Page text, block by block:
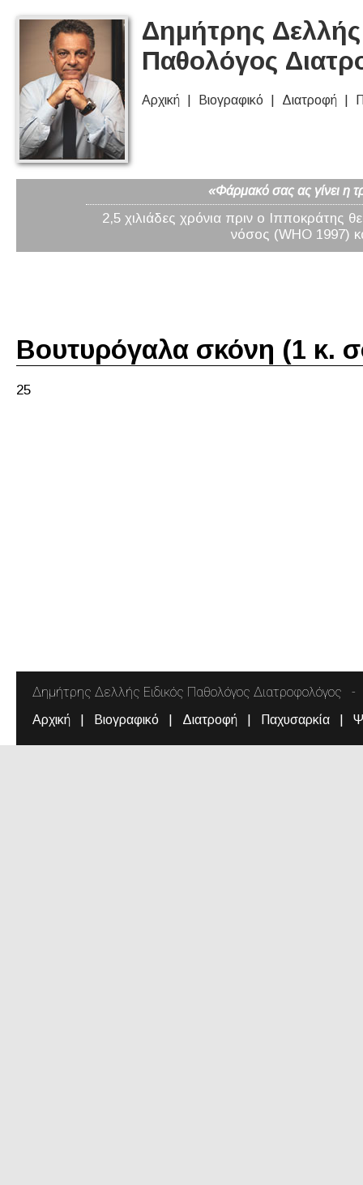
Δημήτρης
Παθολόγος
Αρχική Βιογραφικό Διατροφή
«Φάρμακό σας ας γίνει η
2,5 χιλιάδες χρόνια πριν ο Ιπποκράτης
νόσος (WHO 1997)
Βουτυρόγαλα σκόνη (1 κ.
25
Δημήτρης Δελλής Ειδικός Παθολόγος Διατροφολόγος
Αρχική Βιογραφικό Διατροφή Παχυσαρκία